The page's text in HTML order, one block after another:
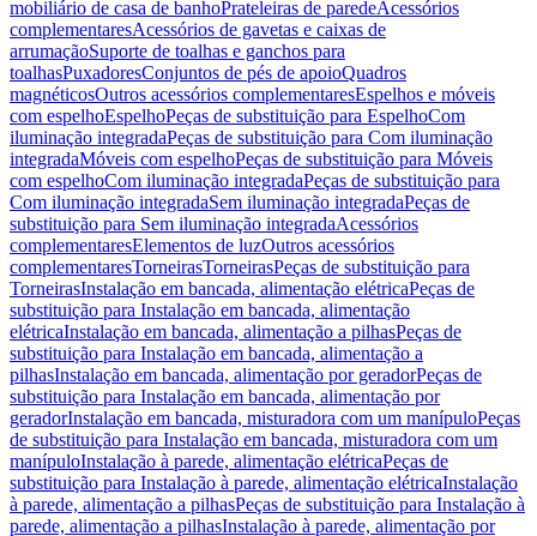
mobiliário de casa de banhoPrateleiras de paredeAcessórios
complementaresAcessórios de gavetas e caixas de
arrumaçãoSuporte de toalhas e ganchos para
toalhasPuxadoresConjuntos de pés de apoioQuadros
magnéticosOutros acessórios complementaresEspelhos e móveis
com espelhoEspelhoPeças de substituição para EspelhoCom
iluminação integradaPeças de substituição para Com iluminação
integradaMóveis com espelhoPeças de substituição para Móveis
com espelhoCom iluminação integradaPeças de substituição para
Com iluminação integradaSem iluminação integradaPeças de
substituição para Sem iluminação integradaAcessórios
complementaresElementos de luzOutros acessórios
complementaresTorneirasTorneirasPeças de substituição para
TorneirasInstalação em bancada, alimentação elétricaPeças de
substituição para Instalação em bancada, alimentação
elétricaInstalação em bancada, alimentação a pilhasPeças de
substituição para Instalação em bancada, alimentação a
pilhasInstalação em bancada, alimentação por geradorPeças de
substituição para Instalação em bancada, alimentação por
geradorInstalação em bancada, misturadora com um manípuloPeças
de substituição para Instalação em bancada, misturadora com um
manípuloInstalação à parede, alimentação elétricaPeças de
substituição para Instalação à parede, alimentação elétricaInstalação
à parede, alimentação a pilhasPeças de substituição para Instalação à
parede, alimentação a pilhasInstalação à parede, alimentação por